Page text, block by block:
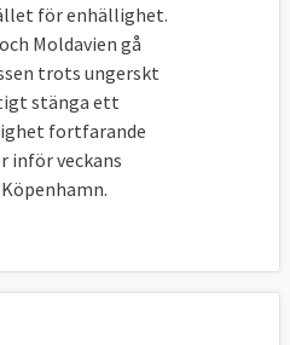
för enhällighet.
Moldavien gå
trots ungerskt
stänga ett
fortfarande
inför veckans